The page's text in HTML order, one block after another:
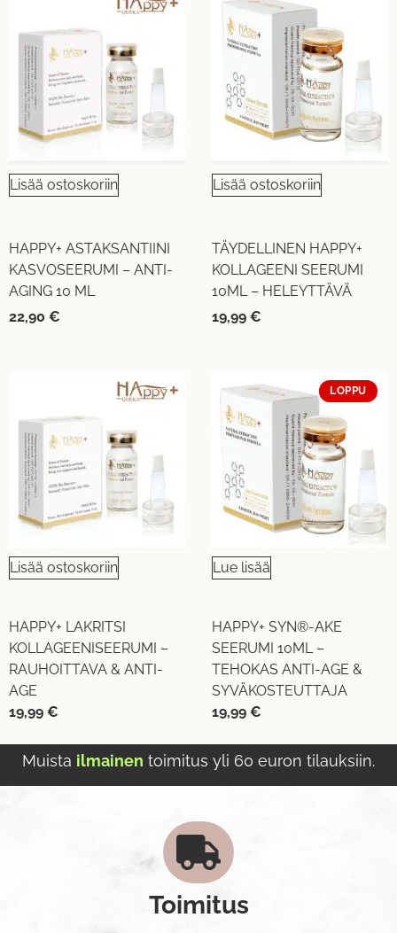
Lisää ostoskoriin
HAPPY+ ASTAKSANTIINI
KASVOSEERUMI – ANTI-
AGING 10 ML
22,90 €
Lisää ostoskoriin
TÄYDELLINEN HAPPY+
KOLLAGEENI SEERUMI
10ML – HELEYTTÄVÄ
19,99 €
Lisää ostoskoriin
HAPPY+ LAKRITSI
KOLLAGEENISEERUMI –
RAUHOITTAVA & ANTI-
AGE
19,99 €
LOPPU
Lue lisää
HAPPY+ SYN®-AKE
SEERUMI 10ML –
TEHOKAS ANTI-AGE &
SYVÄKOSTEUTTAJA
19,99 €
Muista ilmainen toimitus yli 60 euron tilauksiin.
Toimitus